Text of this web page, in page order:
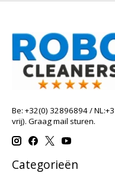
Be: +32(0) 32896894 /
vrij). Graag mail sturen.
Categorieën